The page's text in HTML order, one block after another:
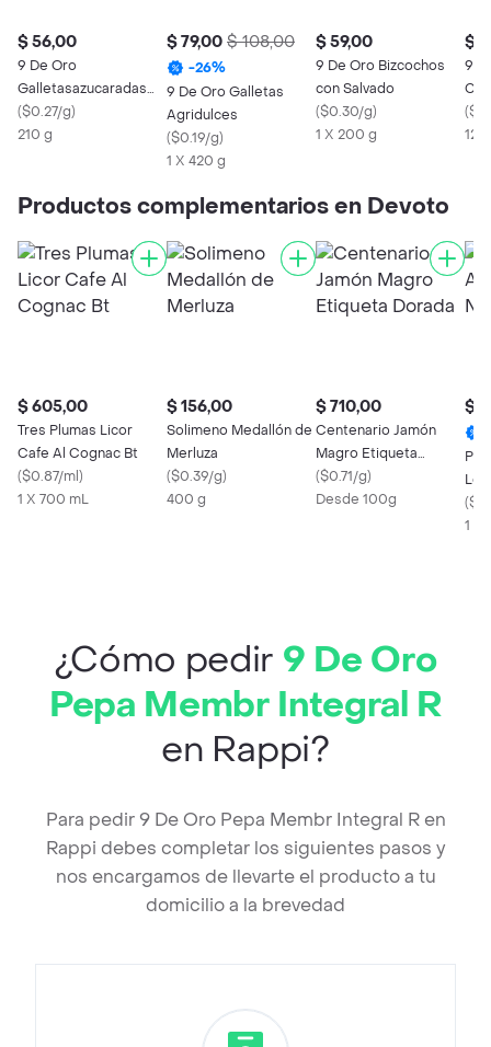
$ 56,00
9 De Oro
Galletasazucaradas
Pq
($0.27/g)
210 g
$ 79,00 $ 108,00
-26%
9 De Oro Galletas
Agridulces
($0.19/g)
1 X 420 g
$ 59,00
9 De Oro Bizcochos
con Salvado
($0.30/g)
1 X 200 g
$
9 De
(
120
Productos complementarios en Devoto
$ 605,00
Tres Plumas Licor
Cafe Al Cognac Bt
($0.87/ml)
1 X 700 mL
$ 156,00
Solimeno Medallón de
Merluza
($0.39/g)
400 g
$ 710,00
Centenario Jamón
Magro Etiqueta
Dorada
($0.71/g)
Desde 100g
$
(
1 X
¿Cómo pedir 9 De Oro
Pepa Membr Integral R
en Rappi?
Para pedir 9 De Oro Pepa Membr Integral R en
Rappi debes completar los siguientes pasos y
nos encargamos de llevarte el producto a tu
domicilio a la brevedad